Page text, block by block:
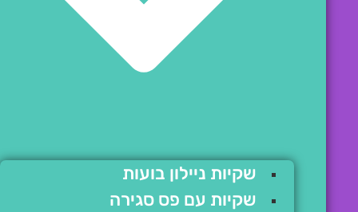
שקיות ניילון בועות
שקיות עם פס סגירה